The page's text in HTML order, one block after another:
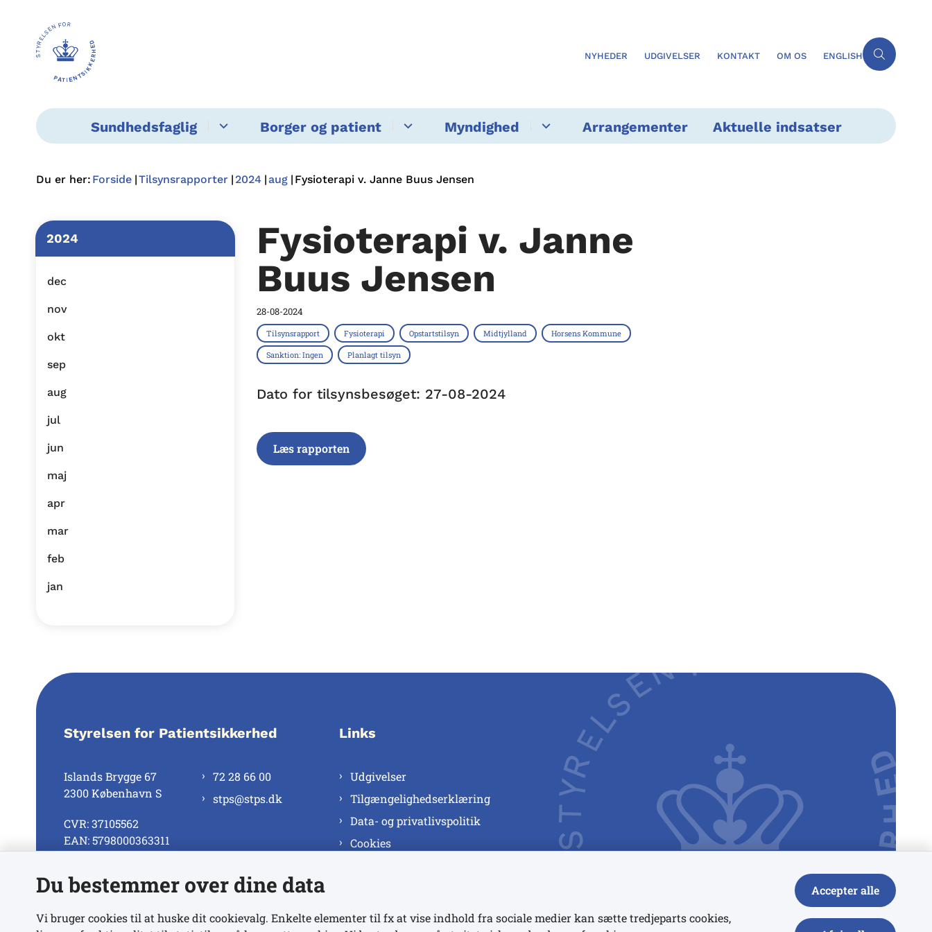
NYHEDER UDGIVELSER KONTAKT OM OS ENGLISH
Sundhedsfaglig Borger og patient Myndighed Arrangementer Aktuelle indsatser
Du er her: Forside Tilsynsrapporter 2024 aug Fysioterapi v. Janne Buus Jensen
2024
dec
nov
okt
sep
aug
jul
jun
maj
apr
mar
feb
jan
Fysioterapi v. Janne
Buus Jensen
28-08-2024
Tilsynsrapport Fysioterapi Opstartstilsyn Midtjylland Horsens Kommune
Sanktion: Ingen Planlagt tilsyn
Dato for tilsynsbesøget: 27-08-2024
Læs rapporten
Styrelsen for Patientsikkerhed
Islands Brygge 67
2300 København S
CVR: 37105562
EAN: 5798000363311
72 28 66 00
stps@stps.dk
Se alle kontaktnumre
Links
Udgivelser
Tilgængelighedserklæring
Data- og privatlivspolitik
Cookies
Du bestemmer over dine data
Vi bruger cookies til at huske dit cookievalg. Enkelte elementer til fx at vise indhold fra sociale medier kan sætte tredjeparts cookies,
Accepter alle